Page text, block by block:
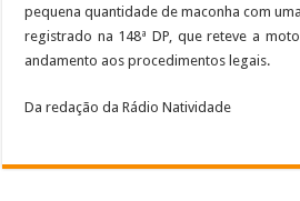
pequena quantidade de maconha com
registrado na 148ª DP, que reteve a
andamento aos procedimentos legais.
Da redação da Rádio Natividade